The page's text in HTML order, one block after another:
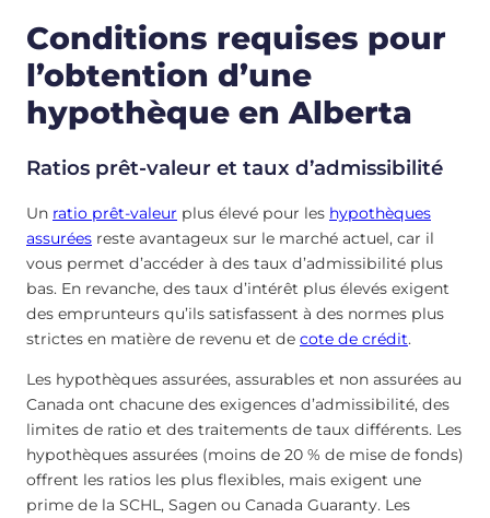
Conditions requises pour
l’obtention d’une
hypothèque en Alberta
Ratios prêt-valeur et taux d’admissibilité
Un ratio prêt-valeur plus élevé pour les hypothèques
assurées reste avantageux sur le marché actuel, car il
vous permet d’accéder à des taux d’admissibilité plus
bas. En revanche, des taux d’intérêt plus élevés exigent
des emprunteurs qu’ils satisfassent à des normes plus
strictes en matière de revenu et de cote de crédit.
Les hypothèques assurées, assurables et non assurées au
Canada ont chacune des exigences d’admissibilité, des
limites de ratio et des traitements de taux différents. Les
hypothèques assurées (moins de 20 % de mise de fonds)
offrent les ratios les plus flexibles, mais exigent une
prime de la SCHL, Sagen ou Canada Guaranty. Les